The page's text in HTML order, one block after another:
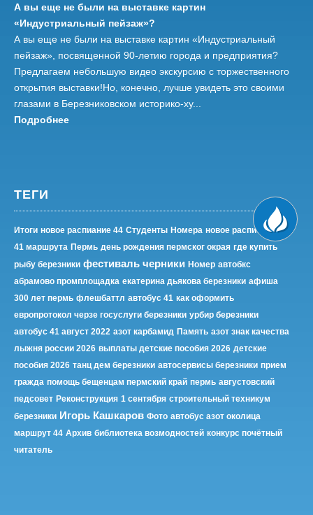
А вы еще не были на выставке картин
«Индустриальный пейзаж»?
А вы еще не были на выставке картин «Индустриальный
пейзаж», посвященной 90-летию города и предприятия?
Предлагаем небольшую видео экскурсию с торжественного
открытия выставки!Но, конечно, лучше увидеть это своими
глазами в Березниковском историко-ху...
Подробнее
ТЕГИ
Итоги новое распиание 44 Студенты Номера новое расписание
41 маршрута Пермь день рождения пермског окрая где купить
рыбу березники фестиваль черники Номер автобкс
абрамово промплощадка екатерина дьякова березники афиша
300 лет пермь флешбаттл автобус 41 как оформить
европротокол черзе госуслуги березники урбир березники
автобус 41 август 2022 азот карбамид Память азот знак качества
лыжня россии 2026 выплаты детские пособия 2026 детские
пособия 2026 танц дем березники автосервисы березники прием
гражда помощь бещенцам пермский край пермь августовский
педсовет Реконструкция 1 сентября строительный техникум
березники Игорь Кашкаров Фото автобус азот околица
маршрут 44 Архив библиотека возмодностей конкурс почётный
читатель